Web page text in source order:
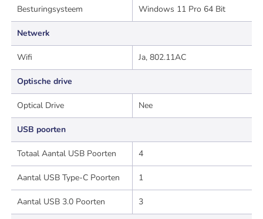
Besturingsysteem Windows 11 Pro 64 Bit
Netwerk
Wifi Ja, 802.11AC
Optische drive
Optical Drive Nee
USB poorten
Totaal Aantal USB Poorten 4
Aantal USB Type-C Poorten 1
Aantal USB 3.0 Poorten 3